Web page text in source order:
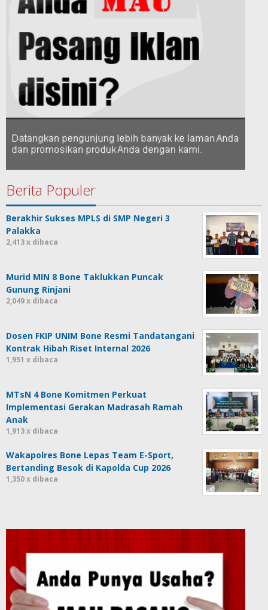
Berita Populer
Berakhir Sukses MPLS di SMP Negeri 3
Palakka
2,413 x dibaca
Murid MIN 8 Bone Taklukkan Puncak
Gunung Rinjani
2,049 x dibaca
Dosen FKIP UNIM Bone Resmi Tandatangani
Kontrak Hibah Riset Internal 2026
1,951 x dibaca
MTsN 4 Bone Komitmen Perkuat
Implementasi Gerakan Madrasah Ramah
Anak
1,913 x dibaca
Wakapolres Bone Lepas Team E-Sport,
Bertanding Besok di Kapolda Cup 2026
1,350 x dibaca